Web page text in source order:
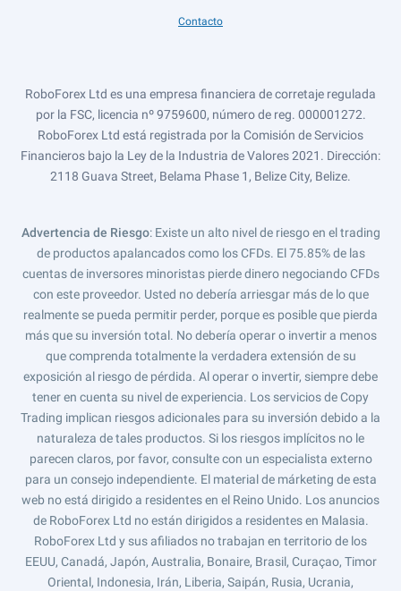
Contacto
RoboForex Ltd es una empresa financiera de corretaje regulada
por la FSC, licencia nº 9759600, número de reg. 000001272.
RoboForex Ltd está registrada por la Comisión de Servicios
Financieros bajo la Ley de la Industria de Valores 2021. Dirección:
2118 Guava Street, Belama Phase 1, Belize City, Belize.
Advertencia de Riesgo: Existe un alto nivel de riesgo en el trading
de productos apalancados como los CFDs. El 75.85% de las
cuentas de inversores minoristas pierde dinero negociando CFDs
con este proveedor. Usted no debería arriesgar más de lo que
realmente se pueda permitir perder, porque es posible que pierda
más que su inversión total. No debería operar o invertir a menos
que comprenda totalmente la verdadera extensión de su
exposición al riesgo de pérdida. Al operar o invertir, siempre debe
tener en cuenta su nivel de experiencia. Los servicios de Copy
Trading implican riesgos adicionales para su inversión debido a la
naturaleza de tales productos. Si los riesgos implícitos no le
parecen claros, por favor, consulte con un especialista externo
para un consejo independiente. El material de márketing de esta
web no está dirigido a residentes en el Reino Unido. Los anuncios
de RoboForex Ltd no están dirigidos a residentes en Malasia.
RoboForex Ltd y sus afiliados no trabajan en territorio de los
EEUU, Canadá, Japón, Australia, Bonaire, Brasil, Curaçao, Timor
Oriental, Indonesia, Irán, Liberia, Saipán, Rusia, Ucrania,